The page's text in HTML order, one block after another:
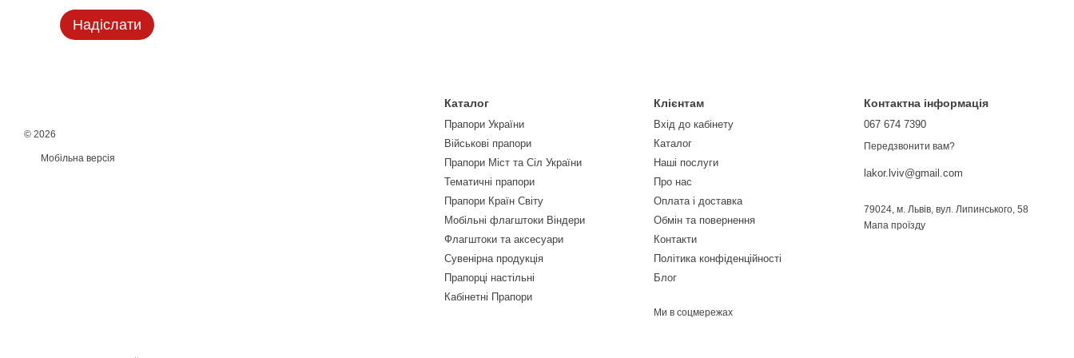
Надіслати
© 2026
Мобільна версія
Каталог
Прапори України
Військові прапори
Прапори Міст та Сіл України
Тематичні прапори
Прапори Країн Світу
Мобільні флагштоки Віндери
Флагштоки та аксесуари
Сувенірна продукція
Прапорці настільні
Кабінетні Прапори
Клієнтам
Вхід до кабінету
Каталог
Наші послуги
Про нас
Оплата і доставка
Обмін та повернення
Контакти
Політика конфіденційності
Блог
Ми в соцмережах
Контактна інформація
067 674 7390
Передзвонити вам?
lakor.lviv@gmail.com
79024, м. Львів, вул. Липинського, 58
Мапа проїзду